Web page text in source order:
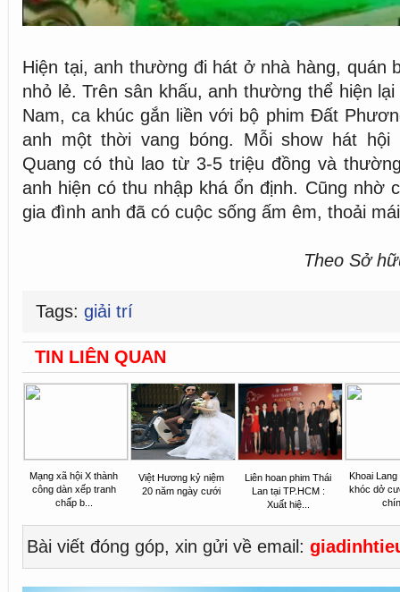
Hiện tại, anh thường đi hát ở nhà hàng, quán
nhỏ lẻ. Trên sân khấu, anh thường thể hiện
Nam, ca khúc gắn liền với bộ phim Đất
anh một thời vang bóng. Mỗi show hát hội
Quang có thù lao từ 3-5 triệu đồng và
anh hiện có thu nhập khá ổn định. Cũng nhờ
gia đình anh đã có cuộc sống ấm êm, thoải
Theo Sở
Tags: giải trí
TIN LIÊN QUAN
Mạng xã hội X thành
công dàn xếp tranh
chấp b...
Việt Hương kỷ niệm
20 năm ngày cưới
Liên hoan phim Thái
Lan tại TP.HCM :
Xuất hiệ...
Khoai
khóc dở
Bài viết đóng góp, xin gửi về email: